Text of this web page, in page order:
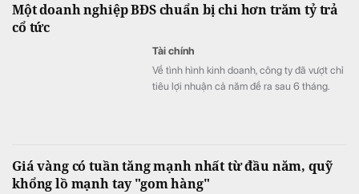
Một doanh nghiệp BĐS chuẩn bị chi hơn trăm tỷ trả
cổ tức
Tài chính
Về tình hình kinh doanh, công ty đã vượt chỉ
tiêu lợi nhuận cả năm đề ra sau 6 tháng.
Giá vàng có tuần tăng mạnh nhất từ đầu năm, quỹ
khổng lồ mạnh tay "gom hàng"